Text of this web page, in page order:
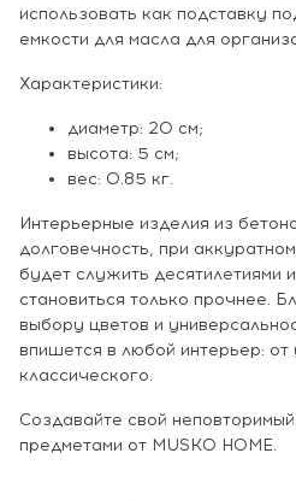
использовать как подставку
емкости для масла для
Характеристики:
диаметр: 20 см;
высота: 5 см;
вес: 0.85 кг.
Интерьерные изделия из
долговечность, при
будет служить десятилетиями
становиться только прочнее.
выбору цветов и
впишется в любой интерьер:
классического.
Создавайте свой
предметами от MUSKO HOME.